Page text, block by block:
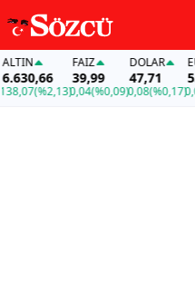
(%2,13)
FAİZ
39,99
0,04(%0,09)
DOLAR
47,71
0,08(%0,17)0,05